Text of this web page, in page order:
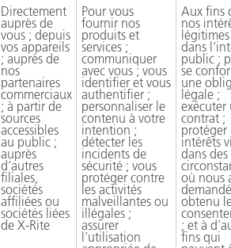
Directement
auprès de
vous ; depuis
vos appareils
; auprès de
nos
partenaires
commerciaux
; à partir de
sources
accessibles
au public ;
auprès
d’autres
filiales,
sociétés
affiliées ou
sociétés liées
de X-Rite
Pour vous
fournir nos
produits et
services ;
communiquer
avec vous ; vous
identifier et vous
authentifier ;
personnaliser le
contenu à votre
intention ;
détecter les
incidents de
sécurité ; vous
protéger contre
les activités
malveillantes ou
illégales ;
assurer
l’utilisation
Aux fins
nos
dans
public ;
se
une
légale ;
exécuter
contrat ;
protéger
intérêts
dans des
où nous
obtenu
; et à
fins qui